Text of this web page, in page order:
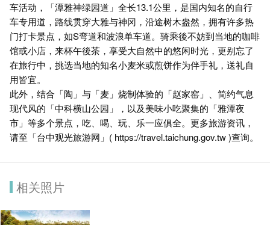
车活动，「潭雅神绿园道」全长13.1公里，是国内知名的自行
车专用道，路线贯穿大雅与神冈，沿途树木盎然，拥有许多热
门打卡景点，如S弯道和波浪单车道。骑乘後不妨到当地的咖啡
馆或小店，来杯午後茶，享受大自然中的悠闲时光，更别忘了
在旅行中，挑选当地的知名小麦米或煎饼作为伴手礼，送礼自
用皆宜。
此外，结合「陶」与「麦」烧制体验的「赵家窑」、简约气息
现代风的「中科横山公园」，以及美味小吃聚集的「雅潭夜
市」等多个景点，吃、喝、玩、乐一应俱全。更多旅游资讯，
请至「台中观光旅游网」( https://travel.taichung.gov.tw)查询。
相关照片